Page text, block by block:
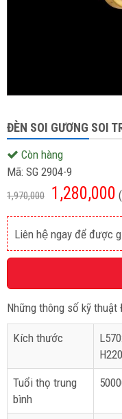
ĐÈN SOI GƯƠNG SOI
Còn hàng
Mã: SG 2904-9
1,970,000 1,280,000
Liên hệ ngay để được
Những thông số kỹ thuật
Kích thước
Tuổi thọ trung
bình